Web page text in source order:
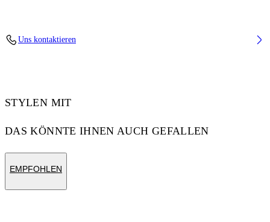
Uns kontaktieren
STYLEN MIT
DAS KÖNNTE IHNEN AUCH GEFALLEN
EMPFOHLEN